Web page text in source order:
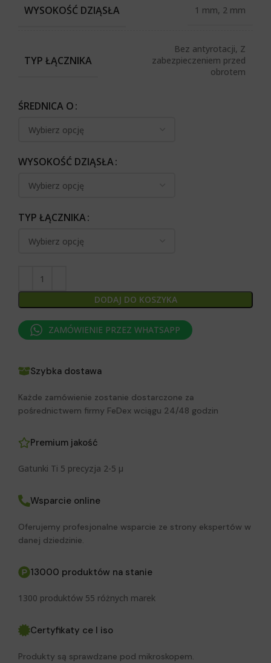
WYSOKOŚĆ DZIĄSŁA 1 mm, 2 mm
TYP ŁĄCZNIKA
Bez antyrotacji, Z
zabezpieczeniem przed
obrotem
ŚREDNICA O
WYSOKOŚĆ DZIĄSŁA
TYP ŁĄCZNIKA
DODAJ DO KOSZYKA
ZAMÓWIENIE PRZEZ WHATSAPP
Szybka dostawa
Każde zamówienie zostanie dostarczone za
pośrednictwem firmy FeDex wciągu 24/48 godzin
Premium jakość
Gatunki Ti 5 precyzja 2-5 μ
Wsparcie online
Oferujemy profesjonalne wsparcie ze strony ekspertów w
danej dziedzinie.
13000 produktów na stanie
1300 produktów 55 różnych marek
Certyfikaty ce I iso
Produkty są sprawdzane pod mikroskopem.